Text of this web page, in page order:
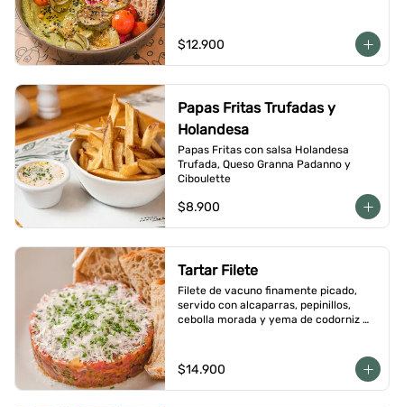
$12.900
Papas Fritas Trufadas y
Holandesa
Papas Fritas con salsa Holandesa
Trufada, Queso Granna Padanno y
Ciboulette
$8.900
Tartar Filete
Filete de vacuno finamente picado,
servido con alcaparras, pepinillos,
cebolla morada y yema de codorniz
$14.900